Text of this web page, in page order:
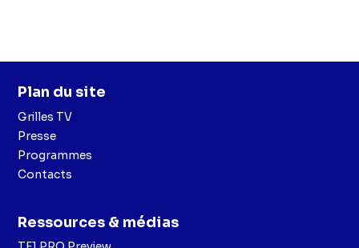
Plan du site
Grilles TV
Presse
Programmes
Contacts
Ressources & médias